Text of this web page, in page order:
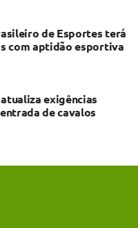
de Esportes terá
com aptidão esportiva
exigências
de cavalos